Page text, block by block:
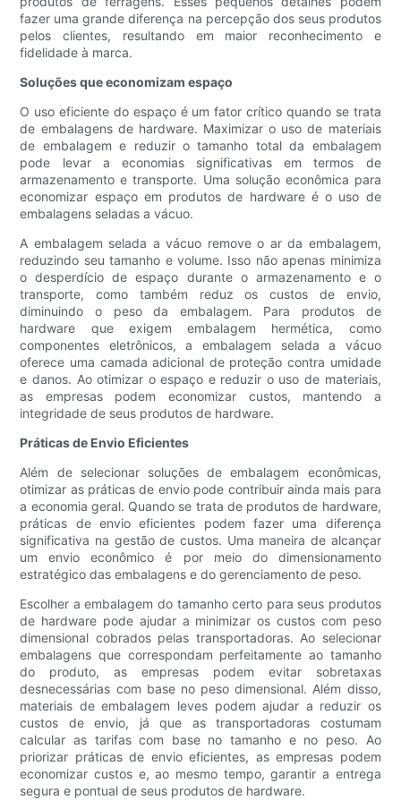
fazer uma grande diferença na percepção dos seus produtos
pelos clientes, resultando em maior reconhecimento e
fidelidade à marca.
Soluções que economizam espaço
O uso eficiente do espaço é um fator crítico quando se trata
de embalagens de hardware. Maximizar o uso de materiais
de embalagem e reduzir o tamanho total da embalagem
pode levar a economias significativas em termos de
armazenamento e transporte. Uma solução econômica para
economizar espaço em produtos de hardware é o uso de
embalagens seladas a vácuo.
A embalagem selada a vácuo remove o ar da embalagem,
reduzindo seu tamanho e volume. Isso não apenas minimiza
o desperdício de espaço durante o armazenamento e o
transporte, como também reduz os custos de envio,
diminuindo o peso da embalagem. Para produtos de
hardware que exigem embalagem hermética, como
componentes eletrônicos, a embalagem selada a vácuo
oferece uma camada adicional de proteção contra umidade
e danos. Ao otimizar o espaço e reduzir o uso de materiais,
as empresas podem economizar custos, mantendo a
integridade de seus produtos de hardware.
Práticas de Envio Eficientes
Além de selecionar soluções de embalagem econômicas,
otimizar as práticas de envio pode contribuir ainda mais para
a economia geral. Quando se trata de produtos de hardware,
práticas de envio eficientes podem fazer uma diferença
significativa na gestão de custos. Uma maneira de alcançar
um envio econômico é por meio do dimensionamento
estratégico das embalagens e do gerenciamento de peso.
Escolher a embalagem do tamanho certo para seus produtos
de hardware pode ajudar a minimizar os custos com peso
dimensional cobrados pelas transportadoras. Ao selecionar
embalagens que correspondam perfeitamente ao tamanho
do produto, as empresas podem evitar sobretaxas
desnecessárias com base no peso dimensional. Além disso,
materiais de embalagem leves podem ajudar a reduzir os
custos de envio, já que as transportadoras costumam
calcular as tarifas com base no tamanho e no peso. Ao
priorizar práticas de envio eficientes, as empresas podem
economizar custos e, ao mesmo tempo, garantir a entrega
segura e pontual de seus produtos de hardware.